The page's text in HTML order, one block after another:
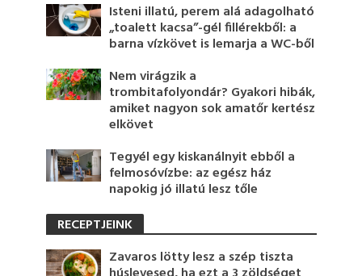
Isteni illatú, perem alá adagolható
„toalett kacsa”-gél fillérekből: a
barna vízkövet is lemarja a WC-ből
Nem virágzik a
trombitafolyondár? Gyakori hibák,
amiket nagyon sok amatőr kertész
elkövet
Tegyél egy kiskanálnyit ebből a
felmosóvízbe: az egész ház
napokig jó illatú lesz tőle
RECEPTJEINK
Zavaros lötty lesz a szép tiszta